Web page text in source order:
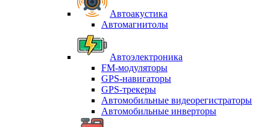
Автоакустика
Автомагнитолы
Автоэлектроника
FM-модуляторы
GPS-навигаторы
GPS-трекеры
Автомобильные видеорегистраторы
Автомобильные инверторы